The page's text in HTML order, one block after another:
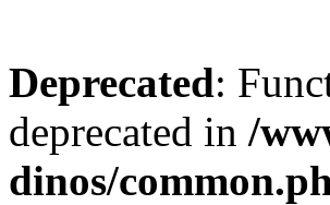
Deprecated:
deprecated in /
dinos/